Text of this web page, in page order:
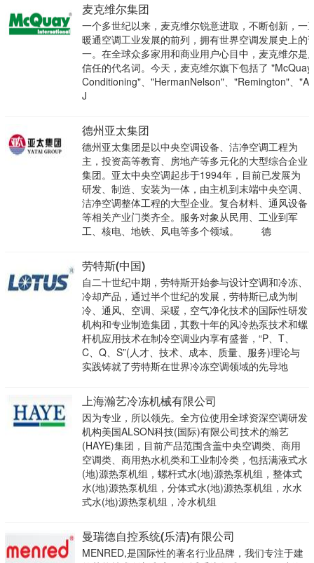
麦克维尔集团
一个多世纪以来，麦克维尔锐意进取，不断创新，一
暖通空调工业发展的前列，拥有世界空调发展史上的
一。在全球众多家用和商业用户心目中，麦克维尔是
信任的代名词。今天，麦克维尔旗下包括了
Conditioning"、"HermanNelson"、"Remington"、
J
德州亚太集团
德州亚太集团是以中央空调设备、洁净空调工程为
主，投资高等教育、房地产等多元化的大型综合企业
集团。亚太中央空调起步于1994年，目前已发展为
研发、制造、安装为一体，由主机到末端中央空调、
洁净空调整体工程的大型企业。复合材料、通风设备
等相关产业门类齐全。服务对象从民用、工业到军
工、核电、地铁、风电等多个领域。 德
劳特斯(中国)
自二十世纪中期，劳特斯开始参与设计空调和冷冻、
冷却产品，通过半个世纪的发展，劳特斯已成为制
冷、通风、空调、采暖，空气净化技术的国际性研发
机构和专业制造集团，其数十年的风冷热泵技术和螺
杆机应用技术在制冷空调业内享有盛誉，“P、T、
C、Q、S”(人才、技术、成本、质量、服务)理论与
实践铸就了劳特斯在世界冷冻空调领域的先导地
上海瀚艺冷冻机械有限公司
因为专业，所以领先。全方位使用全球资深空调研发
机构美国ALSON科技(国际)有限公司技术的瀚艺
(HAYE)集团，目前产品范围含盖中央空调类、商用
空调类、商用热水机类和工业制冷类，包括满液式水
(地)源热泵机组，螺杆式水(地)源热泵机组，整体式
水(地)源热泵机组，分体式水(地)源热泵机组，水水
式水(地)源热泵机组，冷水机组
曼瑞德自控系统(乐清)有限公司
MENRED,是国际性的著名行业品牌，我们专注于建